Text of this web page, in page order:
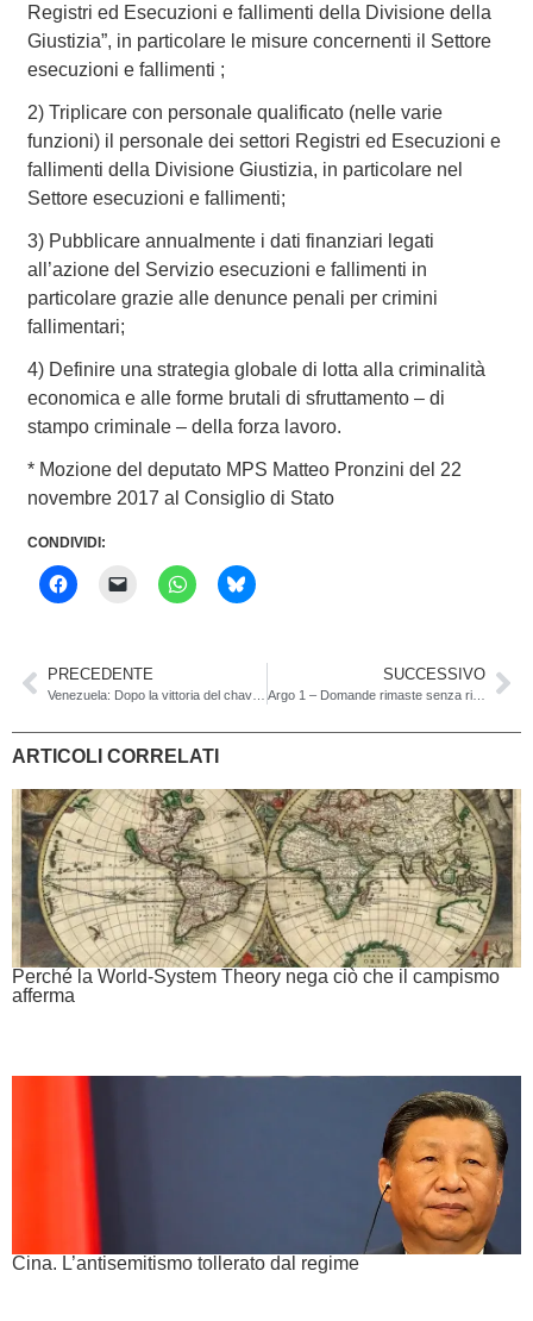
Registri ed Esecuzioni e fallimenti della Divisione della
Giustizia”, in particolare le misure concernenti il Settore
esecuzioni e fallimenti ;
2) Triplicare con personale qualificato (nelle varie
funzioni) il personale dei settori Registri ed Esecuzioni e
fallimenti della Divisione Giustizia, in particolare nel
Settore esecuzioni e fallimenti;
3) Pubblicare annualmente i dati finanziari legati
all’azione del Servizio esecuzioni e fallimenti in
particolare grazie alle denunce penali per crimini
fallimentari;
4) Definire una strategia globale di lotta alla criminalità
economica e alle forme brutali di sfruttamento – di
stampo criminale – della forza lavoro.
* Mozione del deputato MPS Matteo Pronzini del 22
novembre 2017 al Consiglio di Stato
CONDIVIDI:
PRECEDENTE SUCCESSIVO
Argo 1 – Domande rimaste senza risposta
ARTICOLI CORRELATI
Perché la World-System Theory nega ciò che il campismo
afferma
Cina. L’antisemitismo tollerato dal regime